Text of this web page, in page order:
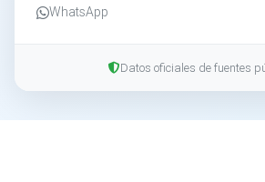
WhatsApp
Datos oficiales de fuentes